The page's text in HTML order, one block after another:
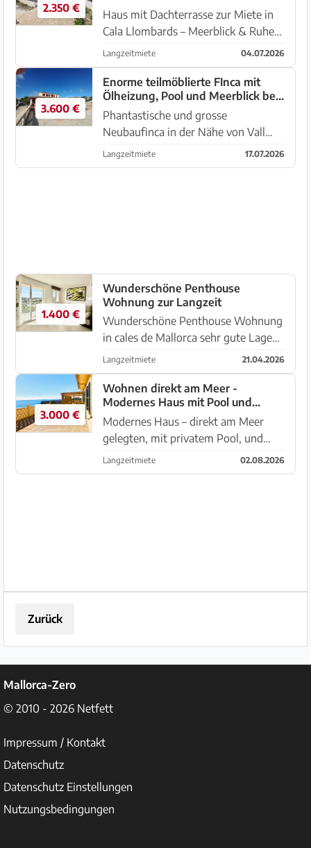
bietet ...
2.350 €
Haus mit Dachterrasse zur Miete in
Cala Llombards – Meerblick & Ruhe
pur In begehrter Lage von Cala
Llombards (07690), im Camí de Cala
Llombards , erwartet Sie dieses
vollständig sanierte Einfamil...
Langzeitmiete 04.07.2026
3.600 €
Enorme teilmöblierte FInca mit
Ölheizung, Pool und Meerblick bei
Porto Colom--- F 181
Phantastische und grosse
Neubaufinca in der Nähe von Vall
Dor Golf mit separatem Gästehaus
und einem traumhaften Blick bis in
Langzeitmiete 17.07.2026
1.400 €
Wunderschöne Penthouse
Wohnung zur Langzeit
Wunderschöne Penthouse Wohnung
in cales de Mallorca sehr gute Lage
mit Gemeinschaft Pool nicht weit
vom Strand 2 Schlafzimmer 1 Bade
Zimmer küche Wohnzimmer Balkon
Langzeitmiete 21.04.2026
3.000 €
Wohnen direkt am Meer -
Modernes Haus mit Pool und
Gästeapartment
Modernes Haus – direkt am Meer
gelegten, mit privatem Pool, und
Gästehaus – hier erfüllen sich
Träume! Wohnen am Meer – ein
Langzeitmiete 02.08.2026
Zurück
Mallorca-Zero
© 2010 - 2026 Netfett
Impressum / Kontakt
Datenschutz
Datenschutz Einstellungen
Nutzungsbedingungen